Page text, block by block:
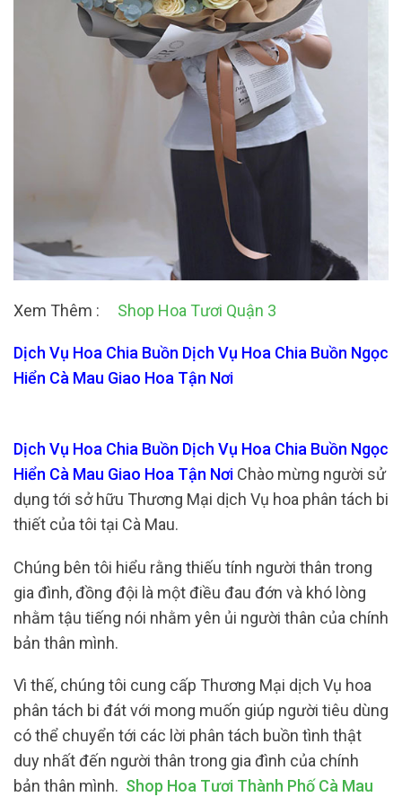
Xem Thêm : Shop Hoa Tươi Quận 3
Dịch Vụ Hoa Chia Buồn Dịch Vụ Hoa Chia Buồn Ngọc
Hiển Cà Mau Giao Hoa Tận Nơi
Dịch Vụ Hoa Chia Buồn Dịch Vụ Hoa Chia Buồn Ngọc
Hiển Cà Mau Giao Hoa Tận Nơi Chào mừng người sử
dụng tới sở hữu Thương Mại dịch Vụ hoa phân tách bi
thiết của tôi tại Cà Mau.
Chúng bên tôi hiểu rằng thiếu tính người thân trong
gia đình, đồng đội là một điều đau đớn và khó lòng
nhằm tậu tiếng nói nhằm yên ủi người thân của chính
bản thân mình.
Vì thế, chúng tôi cung cấp Thương Mại dịch Vụ hoa
phân tách bi đát với mong muốn giúp người tiêu dùng
có thể chuyển tới các lời phân tách buồn tình thật
duy nhất đến người thân trong gia đình của chính
bản thân mình. Shop Hoa Tươi Thành Phố Cà Mau